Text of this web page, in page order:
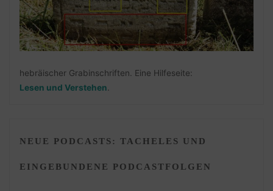
hebräischer Grabinschriften. Eine Hilfeseite:
Lesen und Verstehen
NEUE PODCASTS: TACHELES UND
EINGEBUNDENE PODCASTFOLGEN